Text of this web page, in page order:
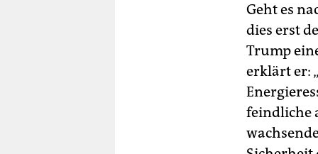
Geht es
dies erst
Trump
erklärt er:
feindliche